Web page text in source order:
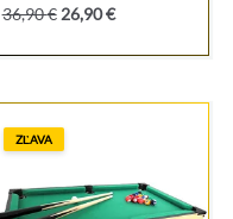
36,90€ Pôvodná
bola:
26,90€Aktuálna
je:
ZĽAVA